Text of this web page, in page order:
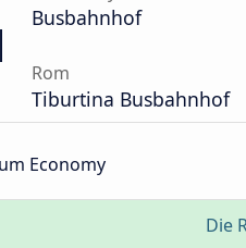
Busbahnhof
Rom
Tiburtina Busbahnhof
Economy
Die